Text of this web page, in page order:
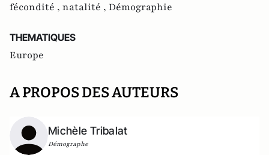
fécondité , natalité , Démographie
THEMATIQUES
Europe
A PROPOS DES AUTEURS
Michèle Tribalat
Démographe